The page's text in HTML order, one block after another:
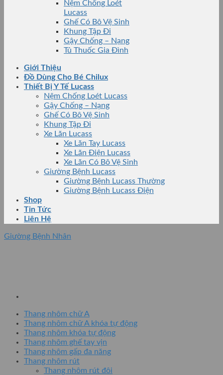
Nệm Chống Loét
Lucass
Ghế Có Bô Vệ Sinh
Khung Tập Đi
Gậy Chống – Nạng
Tủ Thuốc Gia Đình
Giới Thiệu
Đồ Dùng Cho Bé Chilux
Thiết Bị Y Tế Lucass
Nệm Chống Loét Lucass
Gậy Chống – Nạng
Ghế Có Bô Vệ Sinh
Khung Tập Đi
Xe Lăn Lucass
Xe Lăn Tay Lucass
Xe Lăn Điện Lucass
Xe Lăn Có Bô Vệ Sinh
Giường Bệnh Lucass
Giường Bệnh Lucass Thường
Giường Bệnh Lucass Điện
Shop
Tin Tức
Liên Hệ
Giường Bệnh Nhân
Thang nhôm chữ A
Thang nhôm chữ A khóa tự động
Thang nhôm khóa tự động
Thang nhôm ghế tay vịn
Thang nhôm gấp đa năng
Thang nhôm rút
Thang nhôm rút đôi